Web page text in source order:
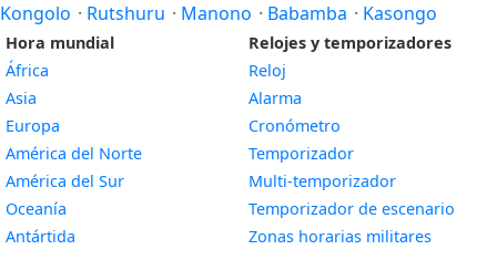
Kongolo · Rutshuru · Manono · Babamba · Kasongo
Hora mundial
África
Asia
Europa
América del Norte
América del Sur
Oceanía
Antártida
Relojes y temporizadores
Reloj
Alarma
Cronómetro
Temporizador
Multi-temporizador
Temporizador de escenario
Zonas horarias militares